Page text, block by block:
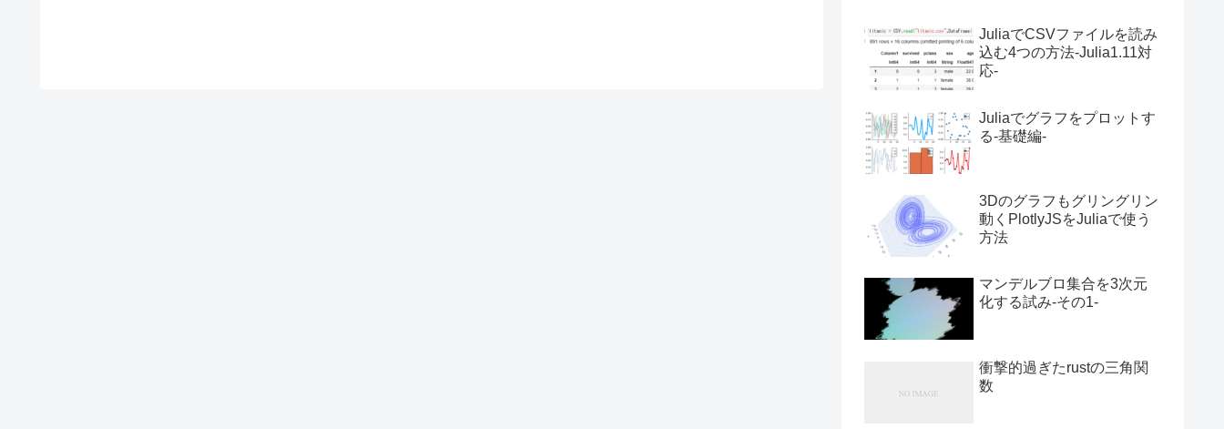
JuliaでCSVファイルを読み
込む4つの方法-Julia1.11対
応-
Juliaでグラフをプロットす
る-基礎編-
3Dのグラフもグリングリン
動くPlotlyJSをJuliaで使う
方法
マンデルブロ集合を3次元
化する試み-その1-
衝撃的過ぎたrustの三角関
数